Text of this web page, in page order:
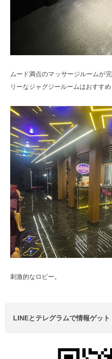
ムード満点のマッサージルームが
リーなジャグジールームはおすすめ
刺激的なロビー。
LINEとテレグラムで情報ゲット